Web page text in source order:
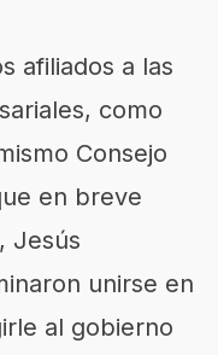
afiliados a las
como
Consejo
en breve
Jesús
unirse en
al gobierno